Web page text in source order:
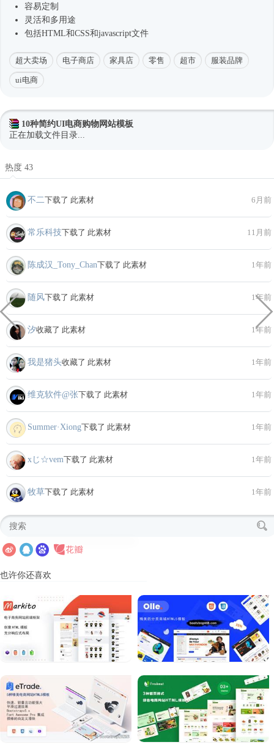
容易定制
灵活和多用途
包括HTML和CSS和javascript文件
超大卖场 电子商店 家具店 零售 超市 服装品牌
ui电商
10种简约UI电商购物网站模板
正在加载文件目录...
热度 43
不二下载了 此素材 6月前
常乐科技下载了 此素材 11月前
陈成汉_Tony_Chan下载了 此素材 1年前
随风下载了 此素材 1年前
汐收藏了 此素材 1年前
我是猪头收藏了 此素材 1年前
维克软件@张下载了 此素材 1年前
Summer·Xiong下载了 此素材 1年前
xじ☆vem下载了 此素材 1年前
牧草下载了 此素材 1年前
也许你还喜欢